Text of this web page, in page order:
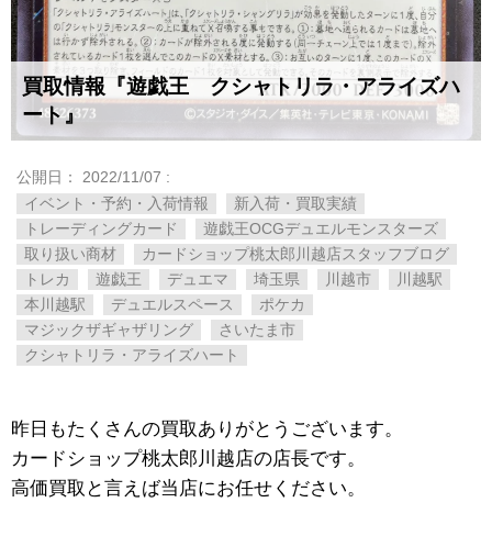
買取情報『遊戯王 クシャトリラ・アライズハ
ート』
公開日： 2022/11/07 :
イベント・予約・入荷情報
新入荷・買取実績
トレーディングカード
遊戯王OCGデュエルモンスターズ
取り扱い商材
カードショップ桃太郎川越店スタッフブログ
トレカ
遊戯王 デュエマ 埼玉県 川越市
川越駅
本川越駅
デュエルスペース
ポケカ
マジックザギャザリング
さいたま市
クシャトリラ・アライズハート
昨日もたくさんの買取ありがとうございます。
カードショップ桃太郎川越店の店長です。
高価買取と言えば当店にお任せください。